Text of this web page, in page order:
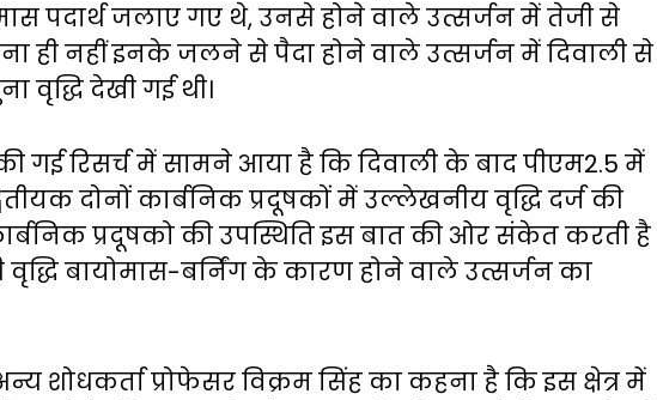
पदार्थ जलाए गए थे, उनसे होने वाले उत्सर्जन में तेजी से
ही नहीं इनके जलने से पैदा होने वाले उत्सर्जन में दिवाली से
वृद्धि देखी गई थी।
गई रिसर्च में सामने आया है कि दिवाली के बाद पीएम2.5 में
दोनों कार्बनिक प्रदूषकों में उल्लेखनीय वृद्धि दर्ज की
प्रदूषको की उपस्थिति इस बात की ओर संकेत करती है
वृद्धि बायोमास-बर्निंग के कारण होने वाले उत्सर्जन का
शोधकर्ता प्रोफेसर विक्रम सिंह का कहना है कि इस क्षेत्र में